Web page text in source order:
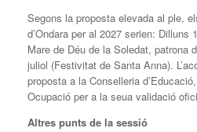
Segons la proposta elevada al ple,
d’Ondara per al 2027 serien:
Mare de Déu de la Soledat, patrona
juliol (Festivitat de Santa Anna).
proposta a la Conselleria
Ocupació per a la seua validació
Altres punts de la sessió